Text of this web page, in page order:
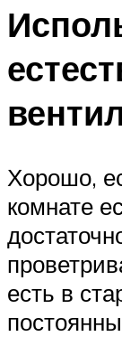
Хорошо,
комнате
есть в